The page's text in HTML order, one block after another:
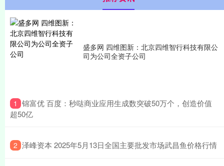
盛多网 四维图新：北京四维智行科技有限公
司为公司全资子公司
1 ​锦富优 百度：秒哒商业应用生成数突破50万个，创造价值
超50亿
2 ​泽峰资本 2025年5月13日全国主要批发市场武昌鱼价格行情